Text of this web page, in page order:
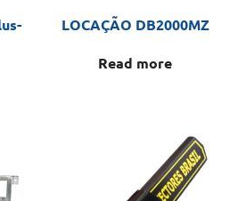
LOCAÇÃO DB2000MZ
Read more